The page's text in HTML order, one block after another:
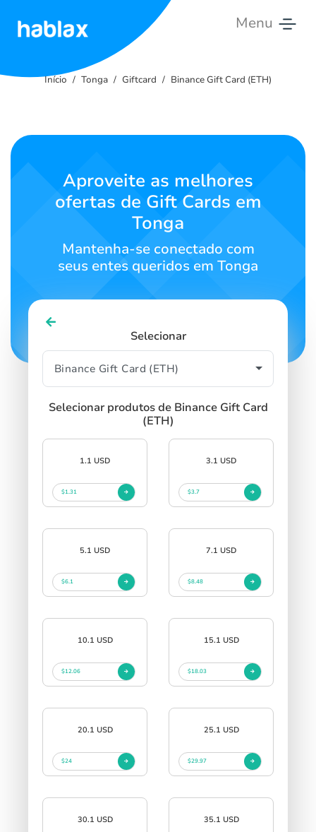
Menu
Tarifas
Contate-
Início Tonga Giftcard Binance Gift Card (ETH)
Aproveite as melhores
ofertas de Gift Cards em
Tonga
Mantenha-se conectado com
seus entes queridos em Tonga
Selecionar
Selecionar produtos de Binance Gift Card
(ETH)
1.1 USD
$1.31
3.1 USD
$3.7
5.1 USD
$6.1
7.1 USD
$8.48
10.1 USD
$12.06
15.1 USD
$18.03
20.1 USD
$24
25.1 USD
$29.97
30.1 USD 35.1 USD